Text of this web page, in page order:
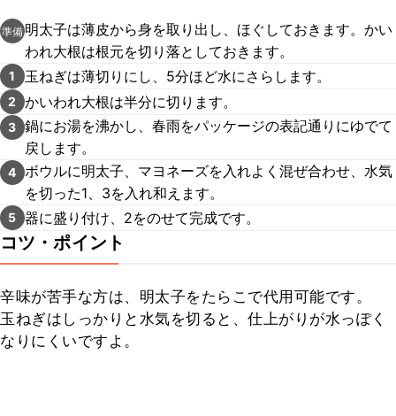
準備 明太子は薄皮から身を取り出し、ほぐしておきます。かい
われ大根は根元を切り落としておきます。
1 玉ねぎは薄切りにし、5分ほど水にさらします。
2 かいわれ大根は半分に切ります。
3 鍋にお湯を沸かし、春雨をパッケージの表記通りにゆでて
戻します。
4 ボウルに明太子、マヨネーズを入れよく混ぜ合わせ、水気
を切った1、3を入れ和えます。
5 器に盛り付け、2をのせて完成です。
コツ・ポイント
辛味が苦手な方は、明太子をたらこで代用可能です。
玉ねぎはしっかりと水気を切ると、仕上がりが水っぽく
なりにくいですよ。